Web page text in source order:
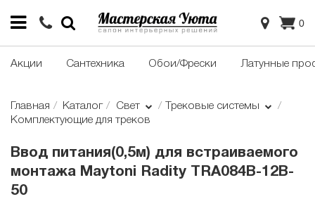
0
Акции Сантехника Обои/Фрески Латунные
Главная Каталог Свет
Трековые системы
Комплектующие для треков
Ввод питания(0,5м) для встраиваемого
монтажа Maytoni Radity TRA084B-12B-
50